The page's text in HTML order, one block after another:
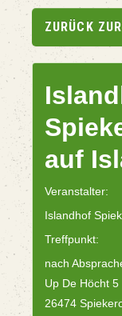
ZURÜCK
auf
Veranstalter:
Islandhof
Treffpunkt:
nach
Up De Höcht 5
26474